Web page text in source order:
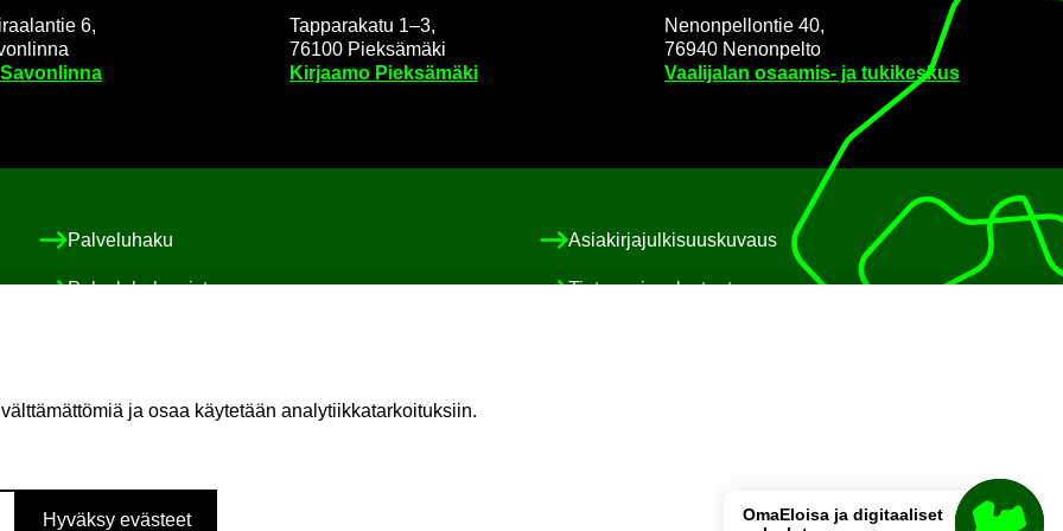
6,
Tap­pa­ra­ka­tu 1–3,
76100 Piek­sä­mä­ki
Kir­jaa­mo Piek­sä­mä­ki
Ne­non­pel­lon­tie 40,
76940 Ne­non­pel­to
Vaa­li­ja­lan osaamis-​ ja tu­ki­kes­kus
Pal­ve­lu­ha­ku
Pal­ve­lu­ha­ke­mis­to
Asia­kir­ja­jul­ki­suus­ku­vaus
Tie­to­suo­ja­se­los­teet
Lin­ke­dIn You­Tu­be
OmaE­loi­sa ja di­gi­taa­li­set
ja osaa käy­te­tään ana­ly­tiik­ka­tar­koi­tuk­siin.
Hy­väk­sy eväs­teet